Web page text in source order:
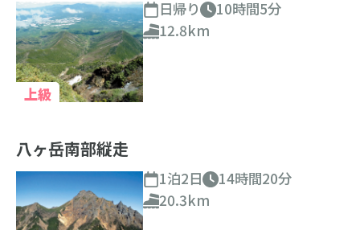
上級
日帰り
10時間5分
12.8km
八ヶ岳南部縦走
1泊2日
14時間20分
20.3km